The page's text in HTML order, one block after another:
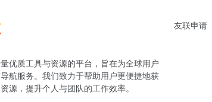
优质工具与资源的平台，旨在为全球用户
航服务。我们致力于帮助用户更便捷地获
源，提升个人与团队的工作效率。
友联申请